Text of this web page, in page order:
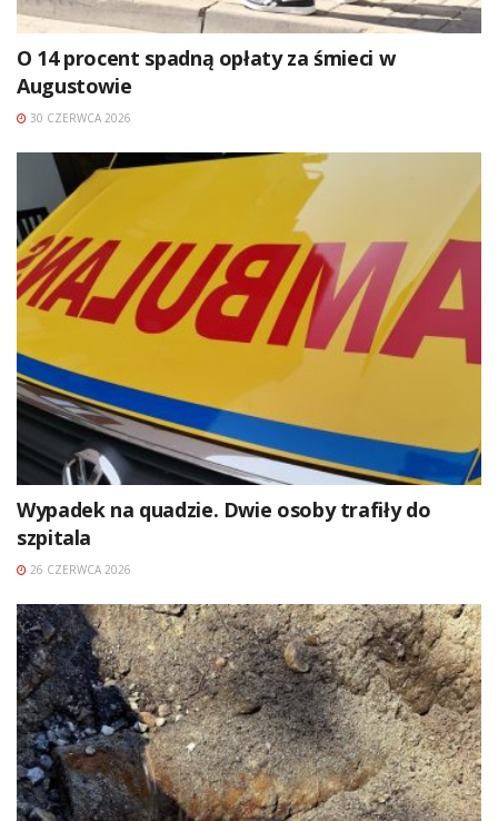
O 14 procent spadną opłaty za śmieci w
Augustowie
30 CZERWCA 2026
Wypadek na quadzie. Dwie osoby trafiły do
szpitala
26 CZERWCA 2026